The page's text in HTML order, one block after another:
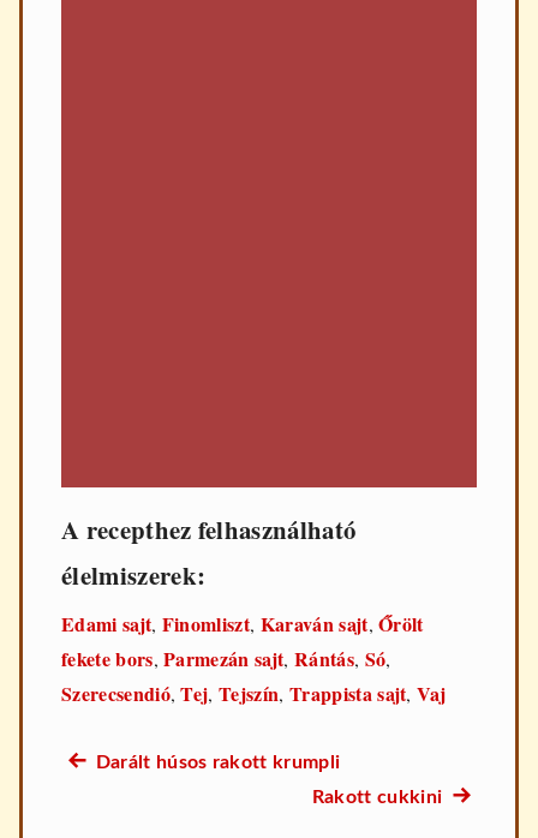
A recepthez felhasználható
élelmiszerek:
Edami sajt, Finomliszt, Karaván sajt,Őrölt
fekete bors,Parmezán sajt, Rántás, Só,
Szerecsendió,Tej,Tejszín, Trappista sajt,Vaj
Bejegyzés
Előző
Darált húsos rakott krumpli
Rakott cukkini Következő